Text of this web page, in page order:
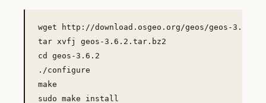
wget http://download.osgeo.org/geos/geos-
tar xvfj geos-3.6.2.tar.bz2
cd geos-3.6.2
./configure
make